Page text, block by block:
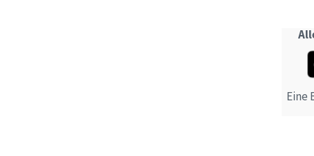
Eine